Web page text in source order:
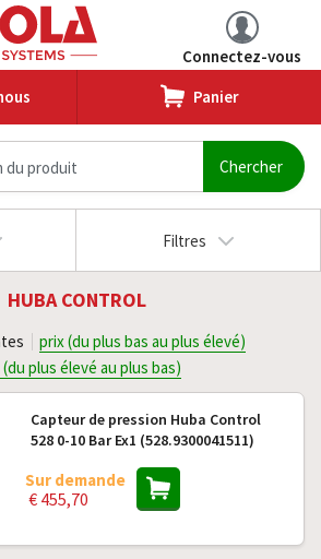
Connectez-vous
Panier
Filtres
HUBA CONTROL
prix (du plus bas au plus élevé)
plus élevé au plus bas)
Capteur de pression Huba Control
528 0-10 Bar Ex1 (528.9300041511)
Sur demande
€ 455,70